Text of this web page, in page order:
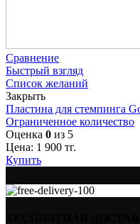
Сравнение
Быстрый взгляд
Список желаний
Закрыть
Пластина для стемпинга
Ограниченное количество
Оценка 0 из 5
Цена: 1 900 тг.
Купить